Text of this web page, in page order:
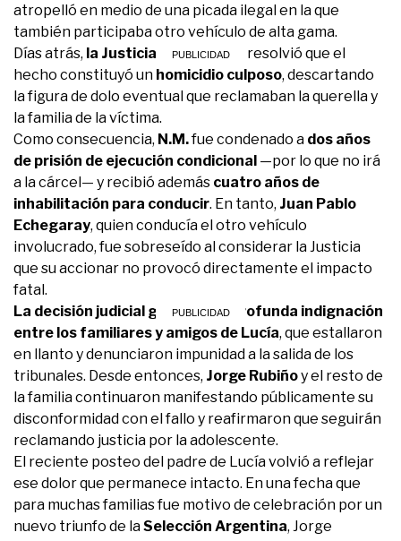
atropelló en medio de una picada ilegal en la que
también participaba otro vehículo de alta gama.
Días atrás, la Justicia deSan Juan
resolvió que el
hecho constituyó un homicidio culposo, descartando
la figura de dolo eventual que reclamaban la querella y
la familia de la víctima.
Como consecuencia, N.M.fue condenado a dos años
de prisión de ejecución condicional —por lo que no irá
a la cárcel— y recibió además cuatro años de
inhabilitación para conducir. En tanto, Juan Pablo
Echegaray, quien conducía el otro vehículo
involucrado, fue sobreseído al considerar la Justicia
que su accionar no provocó directamente el impacto
fatal.
La decisión judicial generó una profunda indignación
entre los familiares y amigos de Lucía, que estallaron
en llanto y denunciaron impunidad a la salida de los
tribunales. Desde entonces, Jorge Rubiñoy el resto de
la familia continuaron manifestando públicamente su
disconformidad con el fallo y reafirmaron que seguirán
reclamando justicia por la adolescente.
El reciente posteo del padre de Lucía volvió a reflejar
ese dolor que permanece intacto. En una fecha que
para muchas familias fue motivo de celebración por un
nuevo triunfo de laSelección Argentina, Jorge